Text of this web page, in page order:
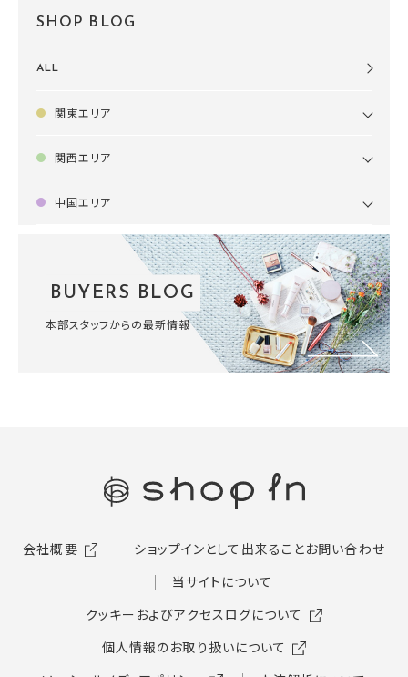
SHOP BLOG
ALL
関東エリア
関西エリア
中国エリア
BUYERS BLOG
本部スタッフからの最新情報
会社概要 ショップインとして出来ることお問い合わせ
当サイトについて
クッキーおよびアクセスログについて
個人情報のお取り扱いについて